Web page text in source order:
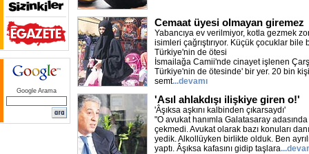
Google Arama
Cemaat üyesi olmayan giremez
Yabancıya ev verilmiyor, kotla gezmek
isimleri çağrıştırıyor. Küçük çocuklar bile
Türkiye'nin de ötesi
İsmailağa Camii'nde cinayet işlenen
Türkiye'nin de ötesinde' bir yer. 20 bin
semt...devamı
'Asıl ahlakdışı ilişkiye giren o!'
'Âşıksa aşkını kalbinden çıkarsaydı'
"O avukat hanımla Galatasaray adasında
çekmedi. Avukat olarak bazı konuları
yedik. Alkollüyken birlikte olduk. Ben
yaptı. Âşıksa kafasını gidip taşlara